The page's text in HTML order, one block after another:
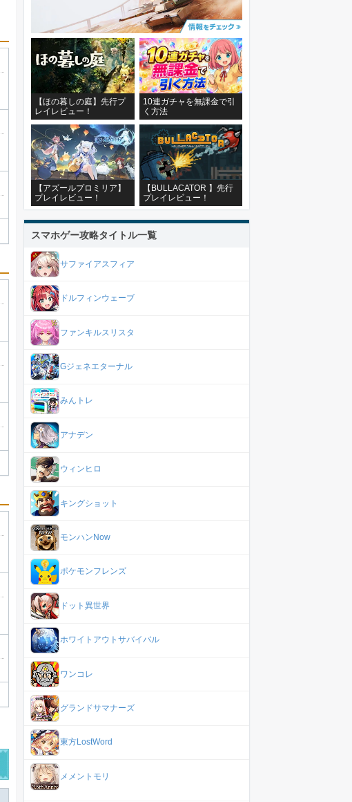
【ほの暮しの庭】先行プ
レイレビュー！
10連ガチャを無課金で引
く方法
【アズールプロミリア】
プレイレビュー！
【BULLACATOR 】先行
プレイレビュー！
スマホゲー攻略タイトル一覧
サファイアスフィア
ドルフィンウェーブ
ファンキルスリスタ
Gジェネエターナル
みんトレ
アナデン
ウィンヒロ
キングショット
モンハンNow
ポケモンフレンズ
ドット異世界
ホワイトアウトサバイバル
ワンコレ
グランドサマナーズ
東方LostWord
メメントモリ